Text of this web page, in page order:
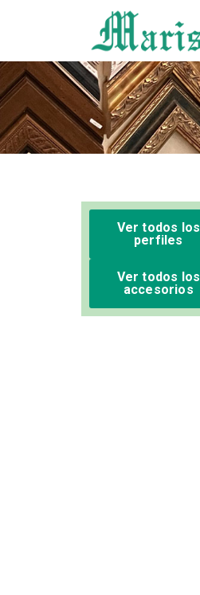
Ver todos los
perfiles
Ver todos los
accesorios